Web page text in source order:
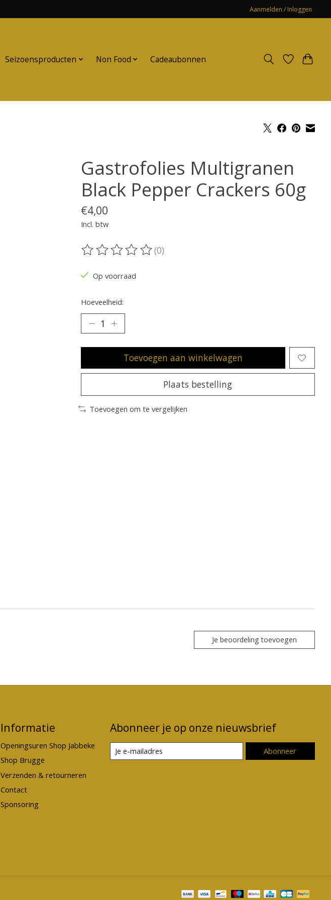
Aanmelden / Inloggen
Seizoensproducten Non Food Cadeaubonnen
Gastrofolies Multigranen
Black Pepper Crackers 60g
€4,00
Incl. btw
De beoordeling van dit product is
(0)
Op voorraad
Hoeveelheid:
Toevoegen aan winkelwagen
Plaats bestelling
Toevoegen om te vergelijken
Je beoordeling toevoegen
Informatie
Openingsuren Shop Jabbeke
Shop Brugge
Verzenden & retourneren
Contact
Sponsoring
Abonneer je op onze nieuwsbrief
Abonneer